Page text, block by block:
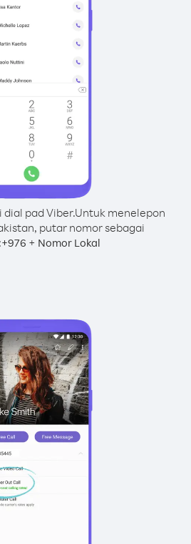
pad Viber.Untuk menelepon
putar nomor sebagai
+976 + Nomor Lokal